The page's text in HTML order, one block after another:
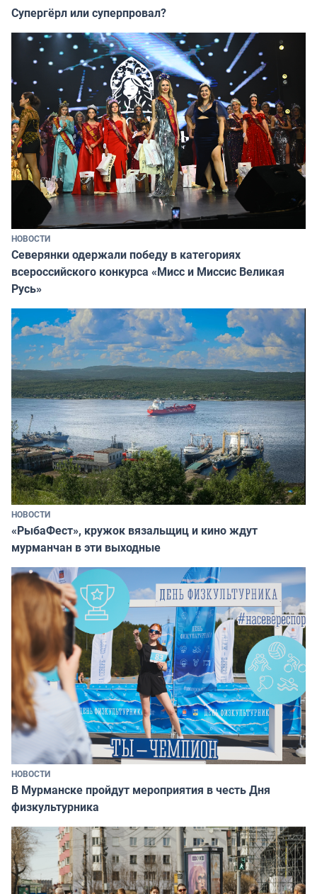
Супергёрл или суперпровал?
НОВОСТИ
Северянки одержали победу в категориях
всероссийского конкурса «Мисс и Миссис Великая
Русь»
НОВОСТИ
«РыбаФест», кружок вязальщиц и кино ждут
мурманчан в эти выходные
НОВОСТИ
В Мурманске пройдут мероприятия в честь Дня
физкультурника